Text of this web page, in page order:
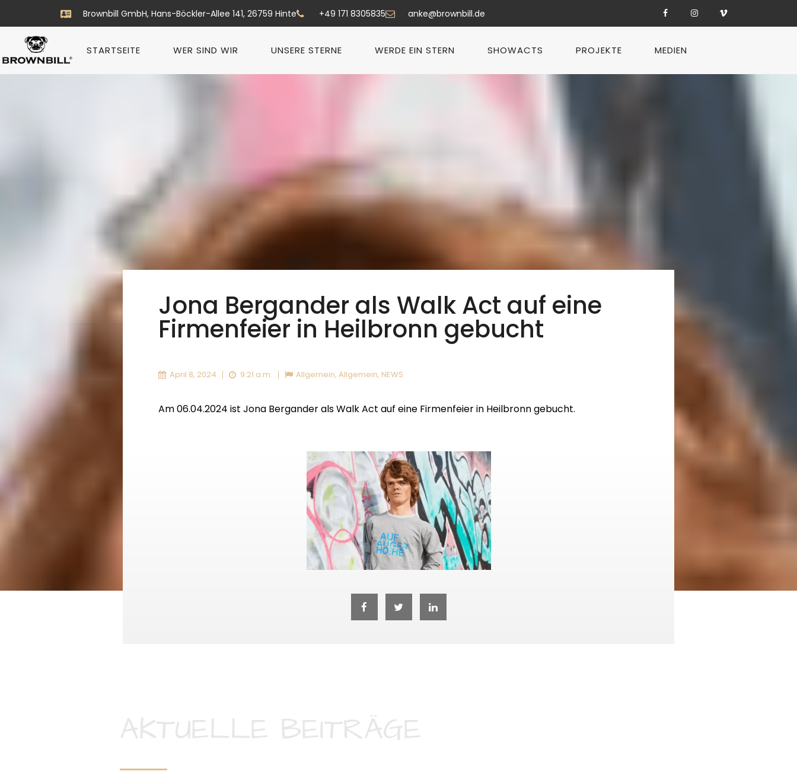
Brownbill GmbH, Hans-Böckler-Allee 141, 26759 Hinte +49 171 8305835 anke@brownbill.de
STARTSEITE WER SIND WIR UNSERE STERNE WERDE EIN STERN SHOWACTS PROJEKTE MEDIEN
Jona Bergander als Walk Act auf eine
Firmenfeier in Heilbronn gebucht
April 8, 2024 9:21 a.m. Allgemein, Allgemein, NEWS
Am 06.04.2024 ist Jona Bergander als Walk Act auf eine Firmenfeier in Heilbronn gebucht.
AKTUELLE BEITRÄGE